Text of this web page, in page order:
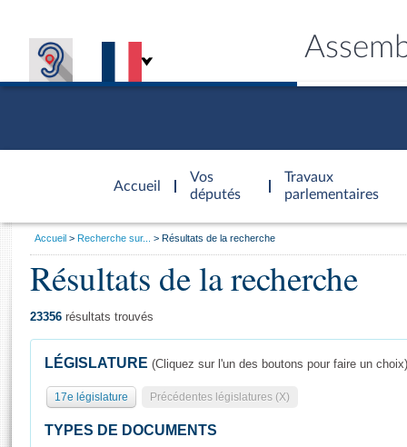
Accueil
d'accueil
Vos
députés
Travaux
parlementaires
Présidence
Séance publique
Général
Rôle et pouvoirs de l'Assemblée
Visiter l'Assemblée
Vous
Accueil Recherche sur... Résultats de la recherche
Résultats de la recherche
23356 résultats trouvés
LÉGISLATURE (Cliquez sur l'un des boutons pour faire un choix)
17e législature Précédentes législatures (X)
TYPES DE DOCUMENTS